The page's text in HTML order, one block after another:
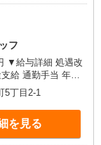
フ
5丁目2-1
を見る